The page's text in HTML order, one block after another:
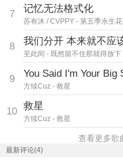
7 记忆无法格式化
苏有沐 / CVPPY - 第五季永生花
8 我们分开 本来就不应
至此间 - 既然留不住那就得放下
9 You Said I'm Your Big
方续Cuz - 救星
10 救星
方续Cuz - 救星
查看更多歌
最新评论(4)